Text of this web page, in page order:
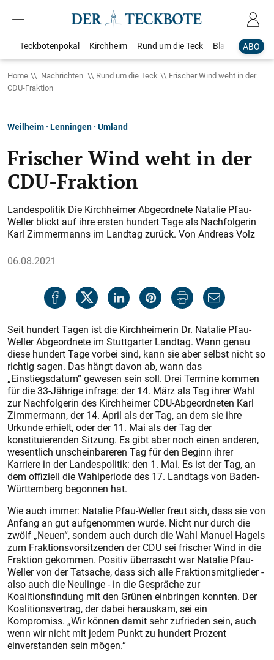
ABO
Teckbotenpokal Kirchheim Rund um die Teck Blaulicht
Home Nachrichten Rund um die Teck
Frischer Wind weht in der
CDU-Fraktion
Weilheim · Lenningen · Umland
Frischer Wind weht in der
CDU-Fraktion
Landespolitik Die Kirchheimer Abgeordnete Natalie Pfau-
Weller blickt auf ihre ersten hundert Tage als Nachfolgerin
Karl Zimmermanns im Landtag zurück. Von Andreas Volz
06.08.2021
Seit hundert Tagen ist die Kirchheimerin Dr. Natalie Pfau-
Weller Abgeordnete im Stuttgarter Landtag. Wann genau
diese hundert Tage vorbei sind, kann sie aber selbst nicht so
richtig sagen. Das hängt davon ab, wann das
„Einstiegsdatum“ gewesen sein soll. Drei Termine kommen
für die 33-Jährige infrage: der 14. März als Tag ihrer Wahl
zur Nachfolgerin des Kirchheimer CDU-Abgeordneten Karl
Zimmermann, der 14. April als der Tag, an dem sie ihre
Urkunde erhielt, oder der 11. Mai als der Tag der
konstituierenden Sitzung. Es gibt aber noch einen anderen,
wesentlich unscheinbareren Tag für den Beginn ihrer
Karriere in der Landespolitik: den 1. Mai. Es ist der Tag, an
dem offiziell die Wahlperiode des 17. Landtags von Baden-
Würt­temberg begonnen hat.
Wie auch immer: Natalie Pfau-Weller freut sich, dass sie von
Anfang an gut aufgenommen wurde. Nicht nur durch die
zwölf „Neuen“, sondern auch durch die Wahl Manuel Hagels
zum Fraktionsvorsitzenden der CDU sei frischer Wind in die
Fraktion gekommen. Positiv überrascht war Natalie Pfau-
Weller von der Tatsache, dass sich alle Fraktionsmitglieder -
also auch die Neulinge - in die Gespräche zur
Koalitionsfindung mit den Grünen einbringen konnten. Der
Koalitionsvertrag, der dabei herauskam, sei ein
Kompromiss. „Wir können damit sehr zufrieden sein, auch
wenn wir nicht mit jedem Punkt zu hundert Prozent
einverstanden sein mögen.“